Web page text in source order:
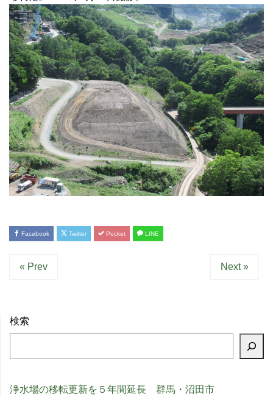
Facebook Twitter Pocket LINE
« Prev Next »
検索
浄水場の移転更新を５年間延長 群馬・沼田市